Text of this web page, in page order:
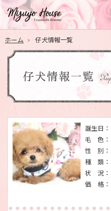
ホーム 仔犬情報一覧
誕生日：
毛 色：
性 別：
種 類：
状 況：
価 格：